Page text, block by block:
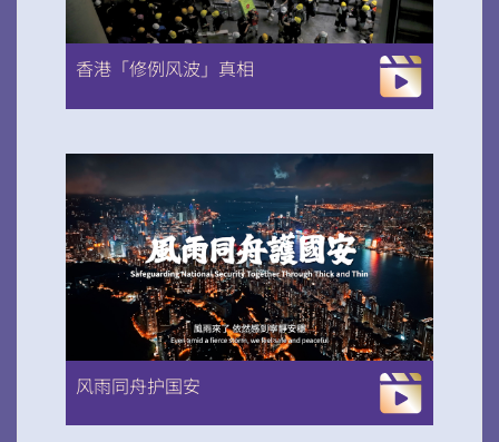
香港「修例风波」真相
风雨同舟护国安
扫一扫关注我们的社交媒体，紧贴最新资讯！